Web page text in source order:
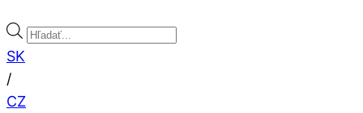
Products
SK
/
CZ